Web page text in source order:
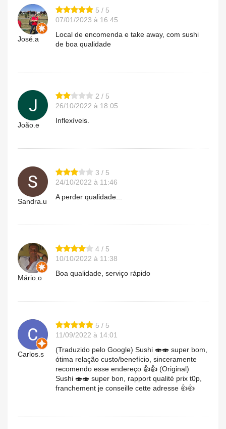
José.a
5 / 5
07/01/2023 à 16:45
Local de encomenda e take away, com sushi
de boa qualidade
João.e
2 / 5
26/10/2022 à 18:05
Inflexíveis.
Sandra.u
3 / 5
24/10/2022 à 11:46
A perder qualidade...
Mário.o
4 / 5
10/10/2022 à 11:38
Boa qualidade, serviço rápido
Carlos.s
5 / 5
11/09/2022 à 14:01
(Traduzido pelo Google) Sushi 🍣🍣 super bom,
ótima relação custo/benefício, sinceramente
recomendo esse endereço 👍👍 (Original)
Sushi 🍣🍣 super bon, rapport qualité prix t0p,
franchement je conseille cette adresse 👍👍